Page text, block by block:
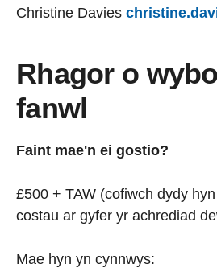
Christine Davies
Rhagor o
fanwl
Faint mae'n ei gostio?
£500 + TAW (cofiwch dydy
costau ar gyfer yr achrediad
Mae hyn yn cynnwys: